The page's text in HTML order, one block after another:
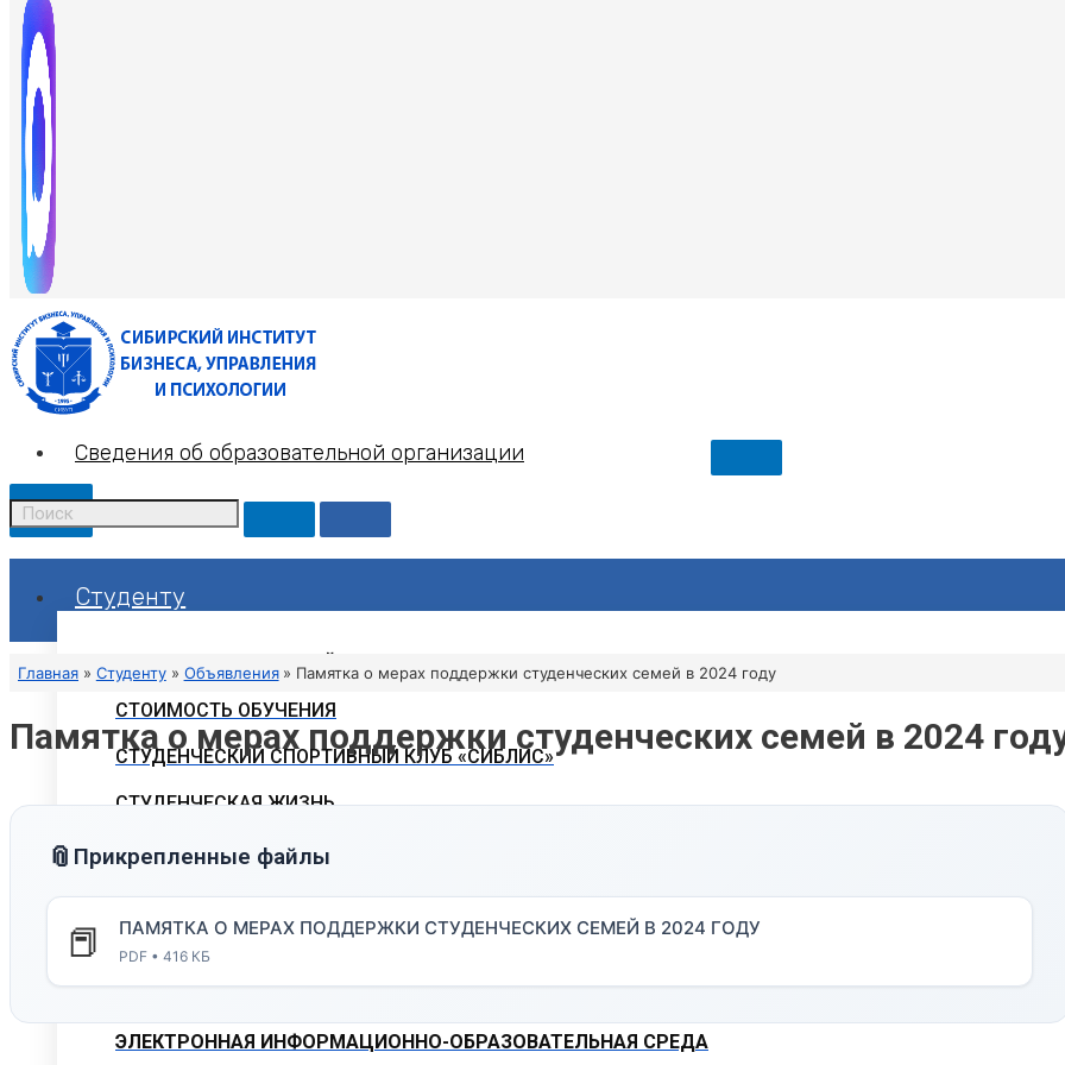
Сведения об образовательной организации
X
Студенту
РАСПИСАНИЕ ЗАНЯТИЙ
СТОИМОСТЬ ОБУЧЕНИЯ
СТУДЕНЧЕСКИЙ СПОРТИВНЫЙ КЛУБ «СИБЛИС»
СТУДЕНЧЕСКАЯ ЖИЗНЬ
ОБЪЯВЛЕНИЯ
ГОРЯЧАЯ ЛИНИЯ ДЛЯ СТУДЕНТОВ
СВОДНЫЕ ГРАФИКИ УЧЕБНОГО ПРОЦЕССА
ЭЛЕКТРОННАЯ ИНФОРМАЦИОННО-ОБРАЗОВАТЕЛЬНАЯ СРЕДА
Главная Студенту Объявления Памятка о мерах поддержки студенческих семей в 2024 году
Памятка о мерах поддержки студенческих семей в 2024
📎 Прикрепленные файлы
📕 ПАМЯТКА О МЕРАХ ПОДДЕРЖКИ СТУДЕНЧЕСКИХ СЕМЕЙ В 2024 ГОДУ
PDF • 416 КБ